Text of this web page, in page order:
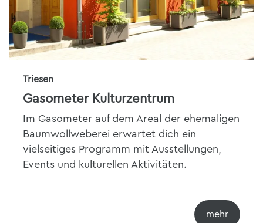
Triesen
Gasometer Kulturzentrum
Im Gasometer auf dem Areal der ehemaligen
Baumwollweberei erwartet dich ein
vielseitiges Programm mit Ausstellungen,
Events und kulturellen Aktivitäten.